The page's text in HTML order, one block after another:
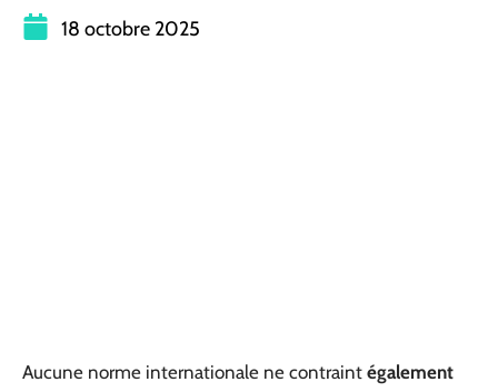
18 octobre 2025
Aucune norme internationale ne contraint également